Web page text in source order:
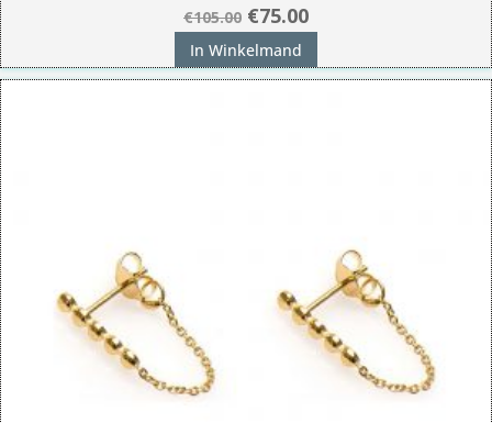
€105.00 Oorspronkelijke
prijs
was:
€75.00Huidige
is:
In Winkelmand